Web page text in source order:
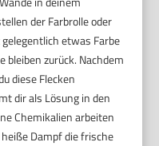
der Farbrolle oder
etwas Farbe
bleiben zurück. Nachdem
diese Flecken
dir als Lösung in den
Chemikalien arbeiten
Dampf die frische